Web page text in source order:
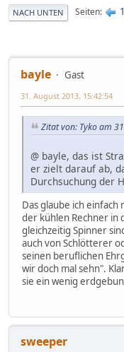
NACH UNTEN Seiten 1
bayle
Gast
31. August 2013, 15:42:54
Zitat von: Tyko am
@ bayle, das ist
er zielt darauf ab,
Durchsuchung der
Das glaube ich
der kühlen Rechner in
gleichzeitig Spinner
auch von Schlötterer
seinen beruflichen
wir doch mal sehn".
sie ein wenig
sweeper